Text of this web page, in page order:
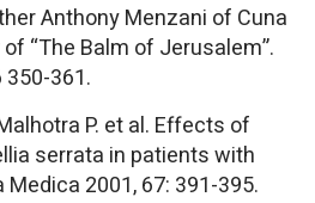
Anthony Menzani of Cuna
“The Balm of Jerusalem”.
361.
P. et al. Effects of
serrata in patients with
2001, 67: 391-395.